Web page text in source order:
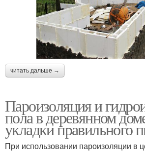
читать дальше →
Пароизоляция и
пола в деревянном
укладки правильного
При использовании пароизоляции в